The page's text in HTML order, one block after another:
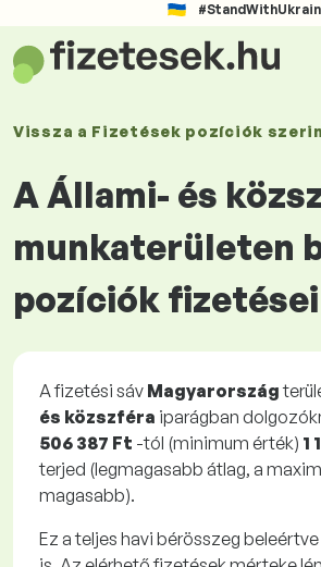
Vissza a Fizetések pozíciók
A Állami- és
munkaterületen
pozíciók fizetései
A fizetési sáv Magyarország
és közszféra iparágban
506 387 Ft -tól (minimum érték) 1
terjed (legmagasabb átlag, a
magasabb).
Ez a teljes havi bérösszeg